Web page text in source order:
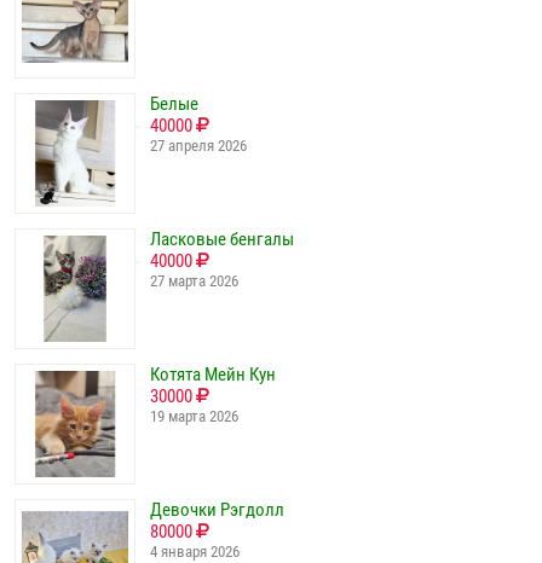
Белые
40000
27 апреля 2026
Ласковые бенгалы
40000
27 марта 2026
Котята Мейн Кун
30000
19 марта 2026
Девочки Рэгдолл
80000
4 января 2026